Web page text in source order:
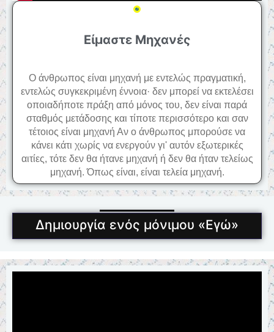
Είμαστε Μηχανές
Ο άνθρωπος είναι μηχανή με εντελώς πραγματική,
εντελώς συγκεκριμένη έννοια· δεν μπορεί να εκτελέσει
οποιαδήποτε πράξη από μόνος του, δεν είναι παρά
σταθμός μετάδοσης και τίποτε περισσότερο και σαν
τέτοιος είναι μηχανή Αν ο άνθρωπος μπορούσε να
κάνει κάτι χωρίς να ενεργούν γι' αυτόν εξωτερικές
αιτίες, τότε δεν θα ήτανε μηχανή ή δεν θα ήταν τελείως
μηχανή. Όπως είναι, είναι τελεία μηχανή.
Δημιουργία ενός μόνιμου «Εγώ»